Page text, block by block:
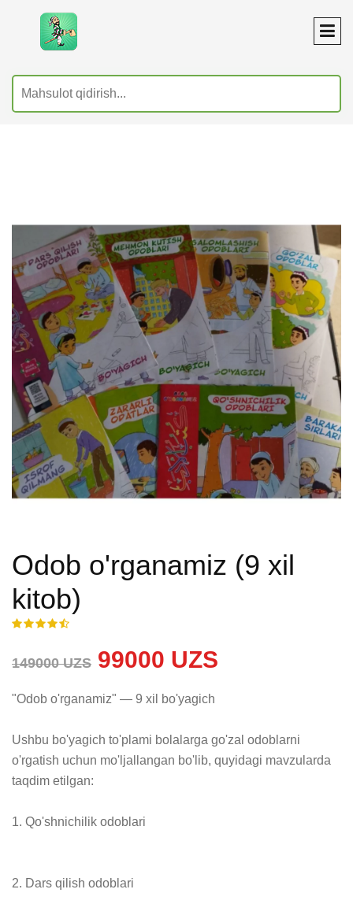
Odob o'rganamiz (9 xil
kitob)
149000 UZS 99000 UZS
"Odob o'rganamiz" — 9 xil bo'yagich
Ushbu bo'yagich to'plami bolalarga go'zal odoblarni
o'rgatish uchun mo'ljallangan bo'lib, quyidagi mavzularda
taqdim etilgan:
1. Qo'shnichilik odoblari
2. Dars qilish odoblari